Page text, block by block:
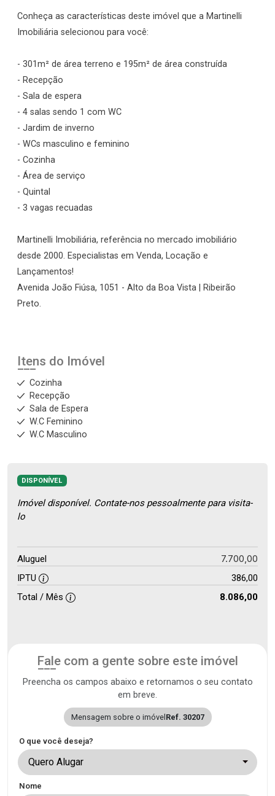
Conheça as características deste imóvel que a Martinelli
Imobiliária selecionou para você:
- 301m² de área terreno e 195m² de área construída
- Recepção
- Sala de espera
- 4 salas sendo 1 com WC
- Jardim de inverno
- WCs masculino e feminino
- Cozinha
- Área de serviço
- Quintal
- 3 vagas recuadas
Martinelli Imobiliária, referência no mercado imobiliário
desde 2000. Especialistas em Venda, Locação e
Lançamentos!
Avenida João Fiúsa, 1051 - Alto da Boa Vista | Ribeirão
Preto.
Itens do Imóvel
Cozinha
Recepção
Sala de Espera
W.C Feminino
W.C Masculino
DISPONÍVEL
Imóvel disponível. Contate-nos pessoalmente para visita-
lo
Aluguel 7.700,00
IPTU
386,00
Total / Mês
8.086,00
Fale com a gente sobre este imóvel
Preencha os campos abaixo e retornamos o seu contato
em breve.
Mensagem sobre o imóvel Ref. 30207
O que você deseja?
Quero Alugar
Nome